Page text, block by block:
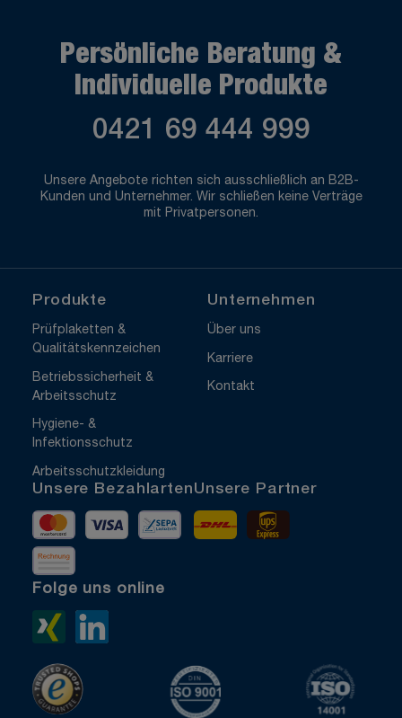
Persönliche Beratung &
Individuelle Produkte
0421 69 444 999
Unsere Angebote richten sich ausschließlich an B2B-
Kunden und Unternehmer. Wir schließen keine Verträge
mit Privatpersonen.
Produkte
Prüfplaketten &
Qualitätskennzeichen
Betriebssicherheit &
Arbeitsschutz
Hygiene- &
Infektionsschutz
Arbeitsschutzkleidung
Unternehmen
Über uns
Karriere
Kontakt
Unsere Bezahlarten
MastercardVisa Vorkasse
Rechnung
Unsere Partner
DHL
Folge uns online
Xing>
ISO 9001 zertifiziert